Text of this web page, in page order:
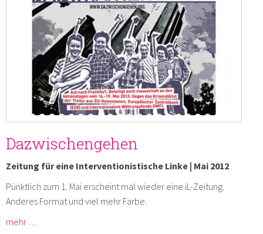
Dazwischengehen
Zeitung für eine Interventionistische Linke | Mai 2012
Pünktlich zum 1. Mai erscheint mal wieder eine iL-Zeitung.
Anderes Format und viel mehr Farbe.
mehr …